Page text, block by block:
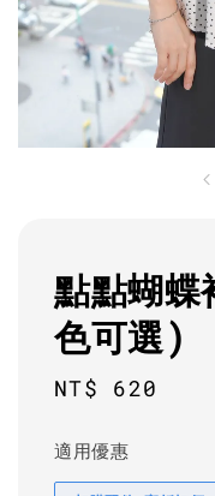
點點蝴
色可選)
Regular
NT$ 620
適用優惠